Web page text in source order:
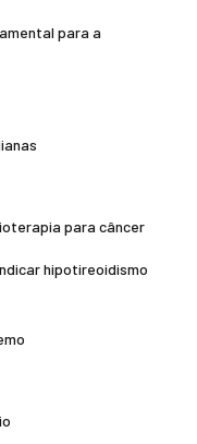
para a
para câncer
hipotireoidismo